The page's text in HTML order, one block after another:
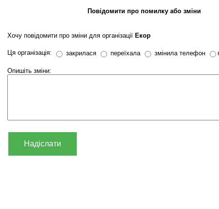
Повідомити про помилку або зміни
Хочу повідомити про зміни для організації Екор
Ця організація: закрилася переїхала змінила телефон
Опишіть зміни:
Надіслати